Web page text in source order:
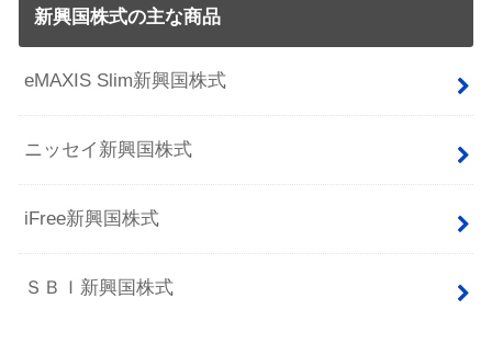
新興国株式の主な商品
eMAXIS Slim新興国株式
ニッセイ新興国株式
iFree新興国株式
ＳＢＩ新興国株式